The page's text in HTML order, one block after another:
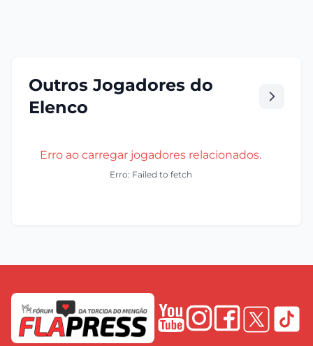
Outros Jogadores do
Elenco
Erro ao carregar jogadores relacionados.
Erro: Failed to fetch